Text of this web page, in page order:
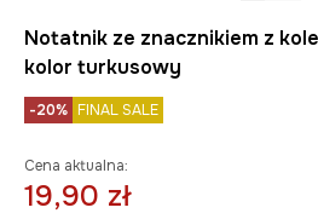
Notatnik ze znacznikiem z
kolor turkusowy
-20% FINAL SALE
Cena aktualna:
19,90 zł